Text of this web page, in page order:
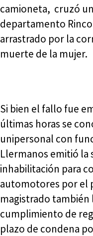
camioneta, cruzó
departamento
arrastrado por la
muerte de la mujer.
Si bien el fallo fue
últimas horas se
unipersonal con
Llermanos emitió la
inhabilitación para
automotores por el
magistrado también
cumplimiento de
plazo de condena